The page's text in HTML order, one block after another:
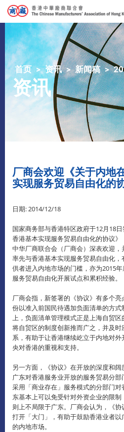
首页 资讯 新闻稿
资讯
厂商会欢迎《关于内地
实现服务贸易自由化的
日期: 2014/12/18
国家商务部与香港特区政府于12月18
香港基本实现服务贸易自由化的协议
中华厂商联合会（厂商会）深表欢迎
率先与香港基本实现服务贸易自由化
供者进入内地市场的门槛，亦为2015
服务贸易自由化开展试点和累积经验。
厂商会指，新签署的《协议》有多个
份以准入前国民待遇加负面清单的方
上，负面清单管理模式正是上海自贸
将自贸区的制度创新推而广之，并及
系，有助于让香港继续屹立于内地对
央对香港的重视和支持。
另一方面，《协议》在开放的深度和阔
广东对香港服务业开放的服务贸易分
采用「商业存在」服务模式的分部门
东基本上可以免受针对外资企业的限
则上不局限于广东。厂商会认为，《
打开「大门」，有助于鼓励香港业者
的内地市场。